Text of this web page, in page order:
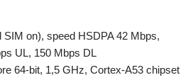
on), speed HSDPA 42 Mbps,
UL, 150 Mbps DL
64-bit, 1,5 GHz, Cortex-A53 chipset